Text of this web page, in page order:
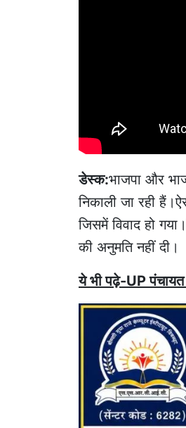
डेस्क:भाजपा और
निकाली जा रही
जिसमें विवाद हो
की अनुमति नहीं दी।
ये भी पढ़े-UP